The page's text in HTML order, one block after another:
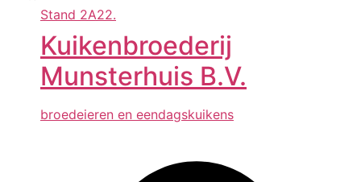
Stand 2A22.
Kuikenbroederij
Munsterhuis B.V.
broedeieren en eendagskuikens